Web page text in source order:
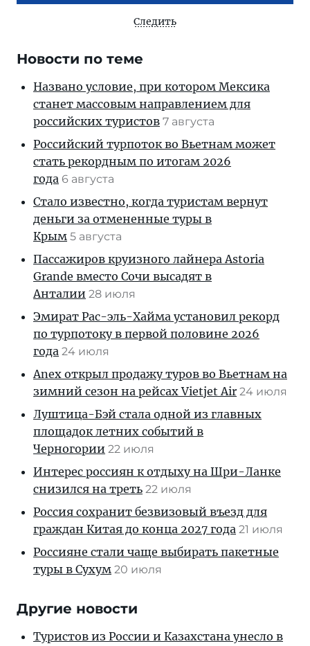
Следить
Новости по теме
Названо условие, при котором Мексика
станет массовым направлением для
российских туристов 7 августа
Российский турпоток во Вьетнам может
стать рекордным по итогам 2026
года 6 августа
Стало известно, когда туристам вернут
деньги за отмененные туры в
Крым 5 августа
Пассажиров круизного лайнера Astoria
Grande вместо Сочи высадят в
Анталии 28 июля
Эмират Рас-эль-Хайма установил рекорд
по турпотоку в первой половине 2026
года 24 июля
Anex открыл продажу туров во Вьетнам на
зимний сезон на рейсах Vietjet Air 24 июля
Луштица-Бэй стала одной из главных
площадок летних событий в
Черногории 22 июля
Интерес россиян к отдыху на Шри-Ланке
снизился на треть 22 июля
Россия сохранит безвизовый въезд для
граждан Китая до конца 2027 года 21 июля
Россияне стали чаще выбирать пакетные
туры в Сухум 20 июля
Другие новости
Туристов из России и Казахстана унесло в